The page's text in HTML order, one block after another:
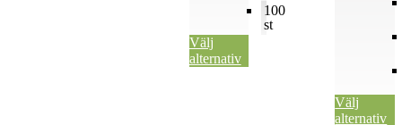
100
st
Välj
alternativ
Välj
alternativ